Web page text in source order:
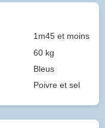
1m45 et moins
60 kg
Bleus
Poivre et sel